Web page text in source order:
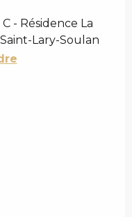
- Résidence La
Lary-Soulan